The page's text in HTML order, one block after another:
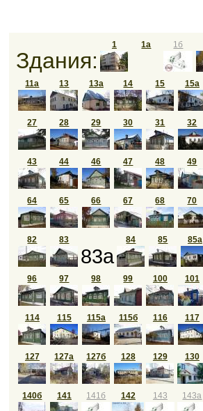
Здания:
1 1а 1б
11а 13 13а 14 15 15а
27 28 29 30 31 32
43 44 46 47 48 49
64 65 66 67 68 70
82 83
83а
84 85 85а
96 97 98 99 100 101
114 115 115а 115б 116 117
127 127а 127б 128 129 130
140б 141 141б 142 143 143а